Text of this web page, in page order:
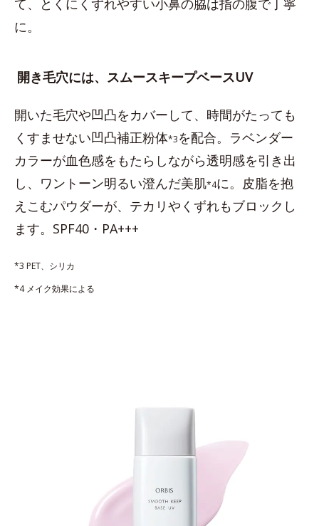
て、とくにくずれやすい小鼻の脇は指の腹で丁寧
に。
開き毛穴には、スムースキープベースUV
開いた毛穴や凹凸をカバーして、時間がたっても
くすませない凹凸補正粉体*3を配合。ラベンダー
カラーが血色感をもたらしながら透明感を引き出
し、ワントーン明るい澄んだ美肌*4に。皮脂を抱
えこむパウダーが、テカリやくずれもブロックし
ます。SPF40・PA+++
*3 PET、シリカ
*4 メイク効果による